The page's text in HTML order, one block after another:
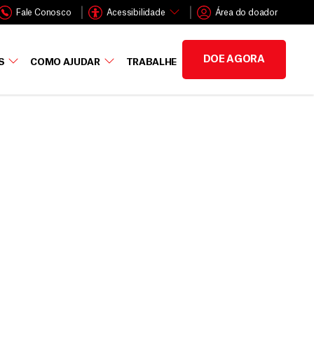
Fale Conosco Acessibilidade Área do doador
COMO AJUDAR TRABALHE DOE AGORA